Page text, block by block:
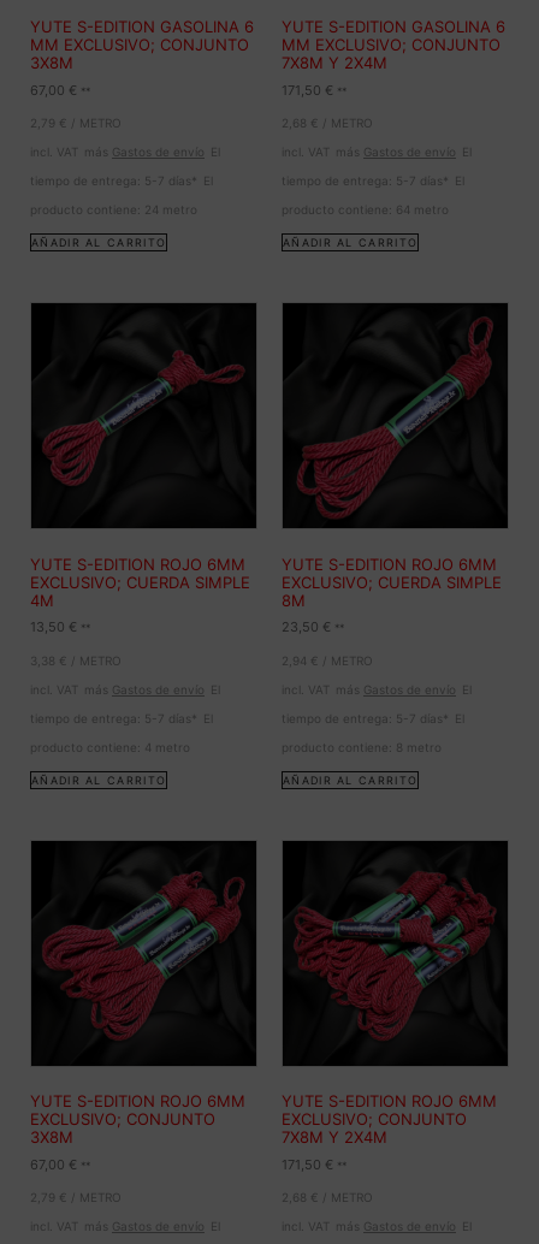
YUTE S-EDITION GASOLINA 6
MM EXCLUSIVO; CONJUNTO
3X8M
67,00 € **
2,79 €
METRO
incl. VAT
más Gastos de envío El
tiempo de entrega: 5-7 días*
El
producto contiene: 24 metro
AÑADIR AL CARRITO
YUTE S-EDITION GASOLINA 6
MM EXCLUSIVO; CONJUNTO
7X8M Y 2X4M
171,50 € **
2,68 €
METRO
incl. VAT
más Gastos de envío El
tiempo de entrega: 5-7 días*
El
producto contiene: 64 metro
AÑADIR AL CARRITO
YUTE S-EDITION ROJO 6MM
EXCLUSIVO; CUERDA SIMPLE
4M
13,50 € **
3,38 €
METRO
incl. VAT
más Gastos de envío El
tiempo de entrega: 5-7 días*
El
producto contiene: 4 metro
AÑADIR AL CARRITO
YUTE S-EDITION ROJO 6MM
EXCLUSIVO; CUERDA SIMPLE
8M
23,50 € **
2,94 €
METRO
incl. VAT
más Gastos de envío El
tiempo de entrega: 5-7 días*
El
producto contiene: 8 metro
AÑADIR AL CARRITO
YUTE S-EDITION ROJO 6MM
EXCLUSIVO; CONJUNTO
3X8M
67,00 € **
2,79 €
METRO
incl. VAT
más Gastos de envío El
YUTE S-EDITION ROJO 6MM
EXCLUSIVO; CONJUNTO
7X8M Y 2X4M
171,50 € **
2,68 €
METRO
incl. VAT
más Gastos de envío El